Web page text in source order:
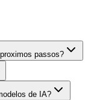
passos?
de IA?